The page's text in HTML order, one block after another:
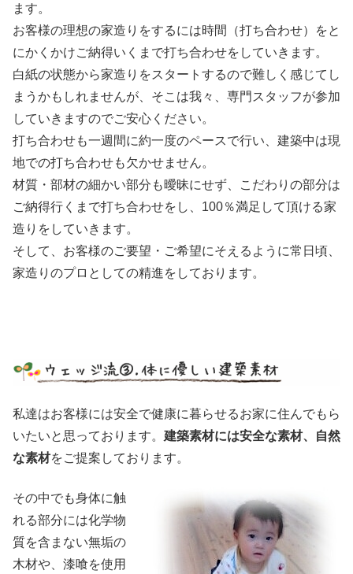
ます。
お客様の理想の家造りをするには時間（打ち合わせ）をと
にかくかけご納得いくまで打ち合わせをしていきます。
白紙の状態から家造りをスタートするので難しく感じてし
まうかもしれませんが、そこは我々、専門スタッフが参加
していきますのでご安心ください。
打ち合わせも一週間に約一度のペースで行い、建築中は現
地での打ち合わせも欠かせません。
材質・部材の細かい部分も曖昧にせず、こだわりの部分は
ご納得行くまで打ち合わせをし、100％満足して頂ける家
造りをしていきます。
そして、お客様のご要望・ご希望にそえるように常日頃、
家造りのプロとしての精進をしております。
私達はお客様には安全で健康に暮らせるお家に住んでもら
いたいと思っております。 建築素材には安全な素材、自然
な素材をご提案しております。
その中でも身体に触
れる部分には化学物
質を含まない無垢の
木材や、漆喰を使用